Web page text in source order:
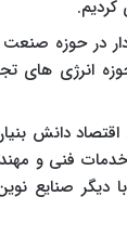
در این زمینه کار بر روی ۴۰
انرژی
اقتصاد دانش
است. حدود ۵۰ درصد
صنایع نوین